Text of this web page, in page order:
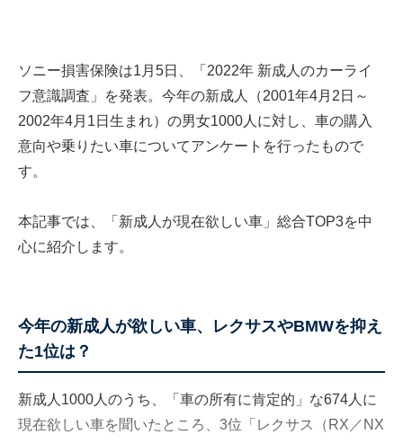
ソニー損害保険は1月5日、「2022年 新成人のカーライ
フ意識調査」を発表。今年の新成人（2001年4月2日～
2002年4月1日生まれ）の男女1000人に対し、車の購入
意向や乗りたい車についてアンケートを行ったもので
す。
本記事では、「新成人が現在欲しい車」総合TOP3を中
心に紹介します。
今年の新成人が欲しい車、レクサスやBMWを抑え
た1位は？
新成人1000人のうち、「車の所有に肯定的」な674人に
現在欲しい車を聞いたところ、3位「レクサス（RX／NX